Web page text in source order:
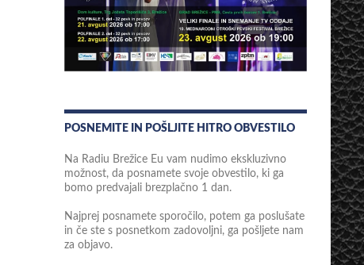
POSNEMITE IN POŠLJITE HITRO OBVESTILO
Na Radiu Brežice Eu vam nudimo ekskluzivno
možnost, da posnamete svoje obvestilo, ki ga
bomo predvajali brezplačno 1 dan.
Najprej posnamete sporočilo, potem ga poslušate
in če ste s posnetkom zadovoljni, ga pošljete nam
za objavo.